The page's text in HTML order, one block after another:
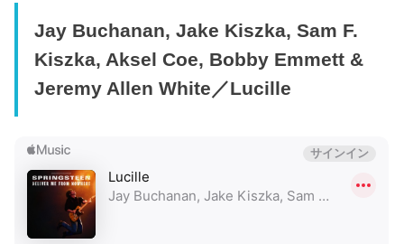
Jay Buchanan, Jake Kiszka, Sam F.
Kiszka, Aksel Coe, Bobby Emmett &
Jeremy Allen White／Lucille